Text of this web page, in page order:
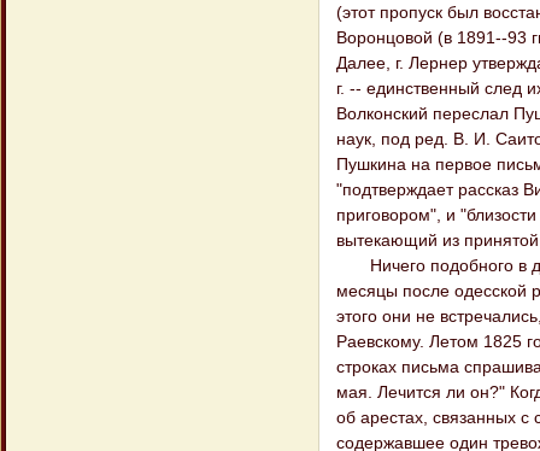
(этот пропуск был
Воронцовой (в 1891--93
Далее, г. Лернер
г. -- единственный след
Волконский переслал
наук, под ред. В. И.
Пушкина на первое
"подтверждает рассказ
приговором", и
вытекающий из
Ничего подобного в
месяцы после одесской
этого они не
Раевскому. Летом 1825
строках письма
мая. Лечится ли он?"
об арестах, связанных с
содержавшее один